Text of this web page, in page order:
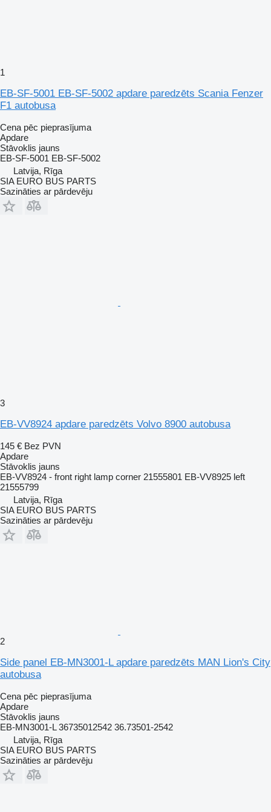
1
EB-SF-5001 EB-SF-5002 apdare paredzēts Scania Fenzer
F1 autobusa
Cena pēc pieprasījuma
Apdare
Stāvoklis jauns
EB-SF-5001 EB-SF-5002
Latvija, Rīga
SIA EURO BUS PARTS
Sazināties ar pārdevēju
3
EB-VV8924 apdare paredzēts Volvo 8900 autobusa
145 € Bez PVN
Apdare
Stāvoklis jauns
EB-VV8924 - front right lamp corner 21555801 EB-VV8925 left
21555799
Latvija, Rīga
SIA EURO BUS PARTS
Sazināties ar pārdevēju
2
Side panel EB-MN3001-L apdare paredzēts MAN Lion's City
autobusa
Cena pēc pieprasījuma
Apdare
Stāvoklis jauns
EB-MN3001-L 36735012542 36.73501-2542
Latvija, Rīga
SIA EURO BUS PARTS
Sazināties ar pārdevēju